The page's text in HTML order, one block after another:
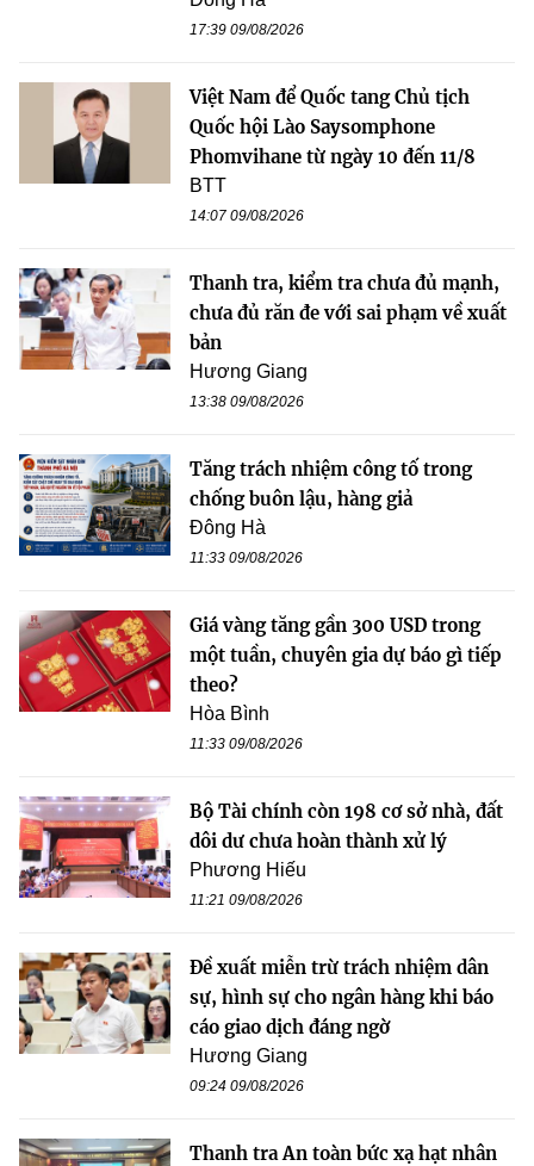
17:39 09/08/2026
Việt Nam để Quốc tang Chủ tịch
Quốc hội Lào Saysomphone
Phomvihane từ ngày 10 đến 11/8
BTT
14:07 09/08/2026
Thanh tra, kiểm tra chưa đủ mạnh,
chưa đủ răn đe với sai phạm về xuất
bản
Hương Giang
13:38 09/08/2026
Tăng trách nhiệm công tố trong
chống buôn lậu, hàng giả
Đông Hà
11:33 09/08/2026
Giá vàng tăng gần 300 USD trong
một tuần, chuyên gia dự báo gì tiếp
theo?
Hòa Bình
11:33 09/08/2026
Bộ Tài chính còn 198 cơ sở nhà, đất
dôi dư chưa hoàn thành xử lý
Phương Hiếu
11:21 09/08/2026
Đề xuất miễn trừ trách nhiệm dân
sự, hình sự cho ngân hàng khi báo
cáo giao dịch đáng ngờ
Hương Giang
09:24 09/08/2026
Thanh tra An toàn bức xạ hạt nhân